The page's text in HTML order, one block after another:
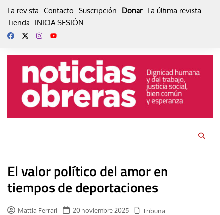
La revista Contacto Suscripción Donar La última revista
Tienda
INICIA SESIÓN
El valor político del amor en
tiempos de deportaciones
Mattia Ferrari 20 noviembre 2025 Tribuna